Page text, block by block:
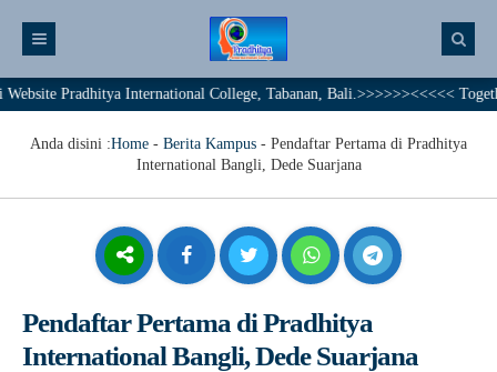
International College, Tabanan, Bali.>>>>>><<<<< Together We
Anda disini :Home - Berita Kampus - Pendaftar Pertama di Pradhitya
International Bangli, Dede Suarjana
Pendaftar Pertama di Pradhitya
International Bangli, Dede Suarjana